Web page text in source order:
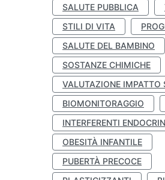
SALUTE PUBBLICA
STILI DI VITA
SALUTE DEL BAMBINO
SOSTANZE CHIMICHE
VALUTAZIONE IMPATTO
BIOMONITORAGGIO
INTERFERENTI
OBESITÀ INFANTILE
PUBERTÀ PRECOCE